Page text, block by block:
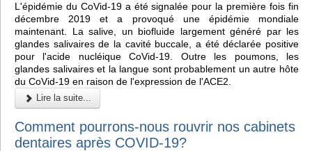
L'épidémie du CoVid-19 a été signalée pour la première fois fin
décembre 2019 et a provoqué une épidémie mondiale
maintenant. La salive, un biofluide largement généré par les
glandes salivaires de la cavité buccale, a été déclarée positive
pour l'acide nucléique CoVid-19. Outre les poumons, les
glandes salivaires et la langue sont probablement un autre hôte
du CoVid-19 en raison de l'expression de l'ACE2.
Lire la suite...
Comment pourrons-nous rouvrir nos cabinets
dentaires après COVID-19?